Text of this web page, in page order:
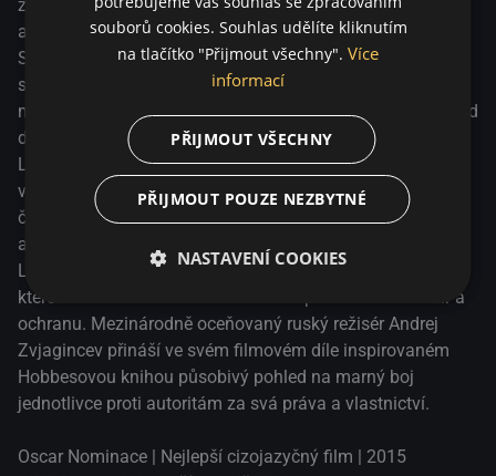
ženou Lilyou a synem z prvního manželství, má vlastní
autoopravnu. Avšak starosta blízkého města, Vadim
Shelevyat, ho chce o dům, pozemek i práci připravit. Kolia
se nenechá koupit, je neústupný a odmítá se vzdát. Nejen
majetku a vlastní půdy, ale i veškeré té krásy, která ho již od
dětství obklopuje. Vadim se stává stále více agresivním.
Leviatan se v Bibli objevuje jako mořská příšera, která
vzbuzuje strach. V satanismu tento tvor zastupuje třetí ze
čtyř prvků pekla – jednotnost pořádku a chaosu, hmoty a
antihmoty, jin a jang. Thomas Hobbes ve své knize
Leviathan přirovnává příšeru ke státnímu uspořádání, ve
kterém má absolutistická moc zabezpečit občanům mír a
ochranu. Mezinárodně oceňovaný ruský režisér Andrej
Zvjagincev přináší ve svém filmovém díle inspirovaném
Hobbesovou knihou působivý pohled na marný boj
jednotlivce proti autoritám za svá práva a vlastnictví.
Oscar Nominace | Nejlepší cizojazyčný film | 2015
souborů cookies. Souhlas udělíte kliknutím
na tlačítko "Přijmout všechny". Více
informací
PŘIJMOUT VŠECHNY
PŘIJMOUT POUZE NEZBYTNÉ
NASTAVENÍ COOKIES